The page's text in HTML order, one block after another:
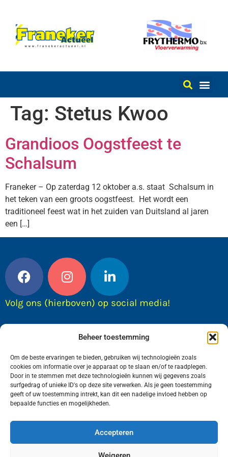
Beheer toestemming
Om de beste ervaringen te bieden, gebruiken wij technologieën zoals
cookies om informatie over je apparaat op te slaan en/of te raadplegen.
Door in te stemmen met deze technologieën kunnen wij gegevens zoals
surfgedrag of unieke ID's op deze site verwerken. Als je geen toestemming
geeft of uw toestemming intrekt, kan dit een nadelige invloed hebben op
bepaalde functies en mogelijkheden.
Accepteren
Tag: Stetus Kwoo
Grandioos Oogstfeest te
Schalsum
Franeker – Op zaterdag 12 oktober a.s. staat Schalsum in
het teken van een groots oogstfeest. Het wordt een
traditioneel feest wat in het zuiden van Duitsland al jaren
een […]
Volg ons (hierboven) op social media!
Wij van FranekerActueel.nl verzorgen het nieuws
in de Gemeente Waadhoeke. Met als hoofdplaats